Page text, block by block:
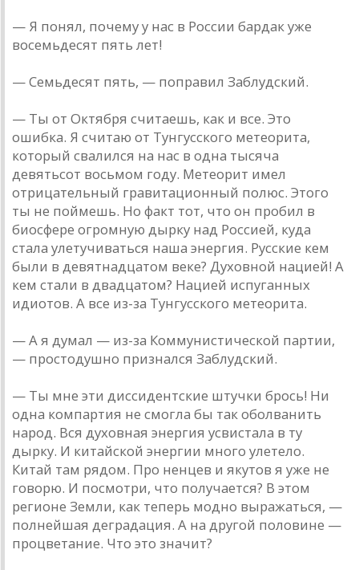
— Я понял, почему у нас в России бардак уже
восемьдесят пять лет!
— Семьдесят пять, — поправил Заблудский.
— Ты от Октября считаешь, как и все. Это
ошибка. Я считаю от Тунгусского метеорита,
который свалился на нас в одна тысяча
девятьсот восьмом году. Метеорит имел
отрицательный гравитационный полюс. Этого
ты не поймешь. Но факт тот, что он пробил в
биосфере огромную дырку над Россией, куда
стала улетучиваться наша энергия. Русские кем
были в девятнадцатом веке? Духовной нацией! А
кем стали в двадцатом? Нацией испуганных
идиотов. А все из-за Тунгусского метеорита.
— А я думал — из-за Коммунистической партии,
— простодушно признался Заблудский.
— Ты мне эти диссидентские штучки брось! Ни
одна компартия не смогла бы так оболванить
народ. Вся духовная энергия усвистала в ту
дырку. И китайской энергии много улетело.
Китай там рядом. Про ненцев и якутов я уже не
говорю. И посмотри, что получается? В этом
регионе Земли, как теперь модно выражаться, —
полнейшая деградация. А на другой половине —
процветание. Что это значит?